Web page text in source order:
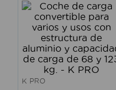
K PRO
escritorio
cerradura
aspiradora
lavamanos